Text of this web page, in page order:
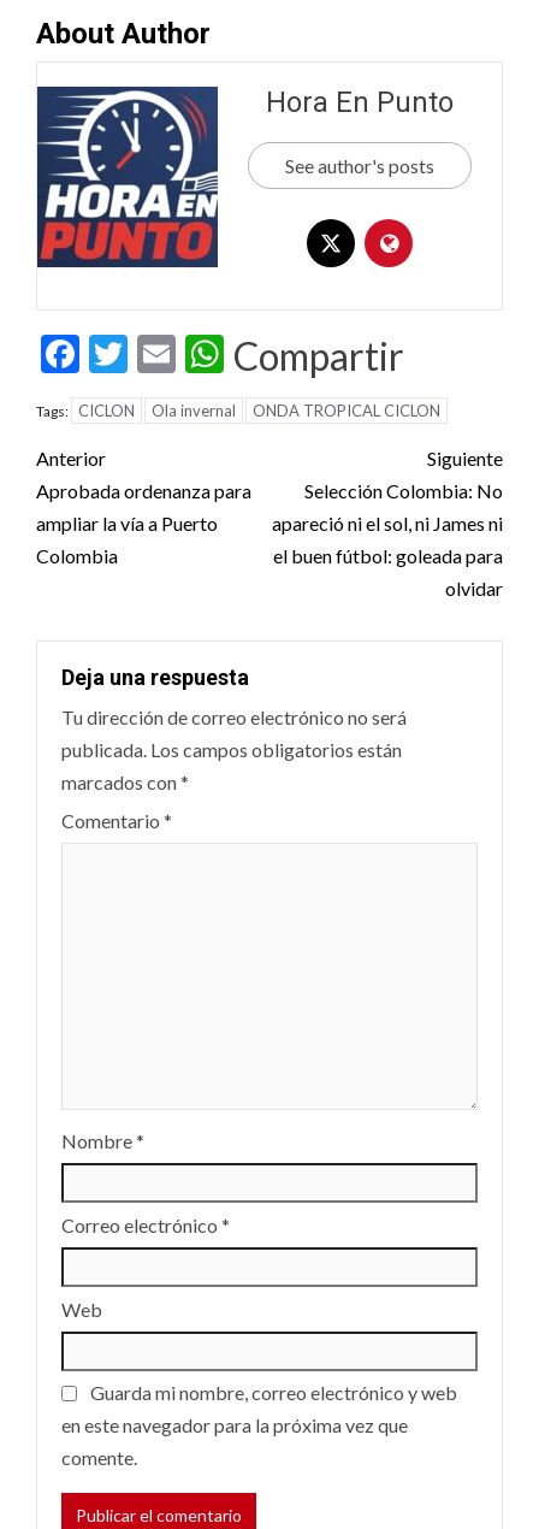
About Author
Hora En Punto
See author's posts
Facebook
Twitter
EmailWhatsApp
Compartir
Tags: CICLON Ola invernal ONDA TROPICAL CICLON
Post
navigation
Anterior
Aprobada ordenanza para
ampliar la vía a Puerto
Colombia
Siguiente
Selección Colombia: No
apareció ni el sol, ni James ni
el buen fútbol: goleada para
olvidar
Deja una respuesta
Tu dirección de correo electrónico no será
publicada. Los campos obligatorios están
marcados con*
Comentario *
Nombre*
Correo electrónico *
Web
Guarda mi nombre, correo electrónico y web
en este navegador para la próxima vez que
comente.